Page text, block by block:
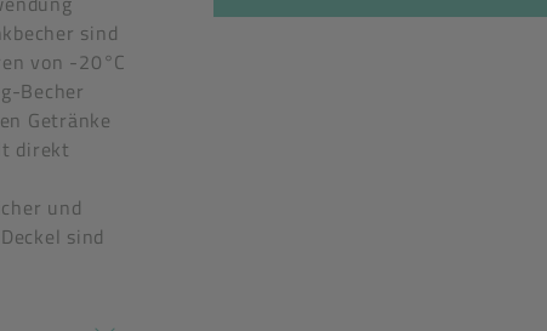
sind
von -20°C
Becher
Getränke
direkt
und
sind